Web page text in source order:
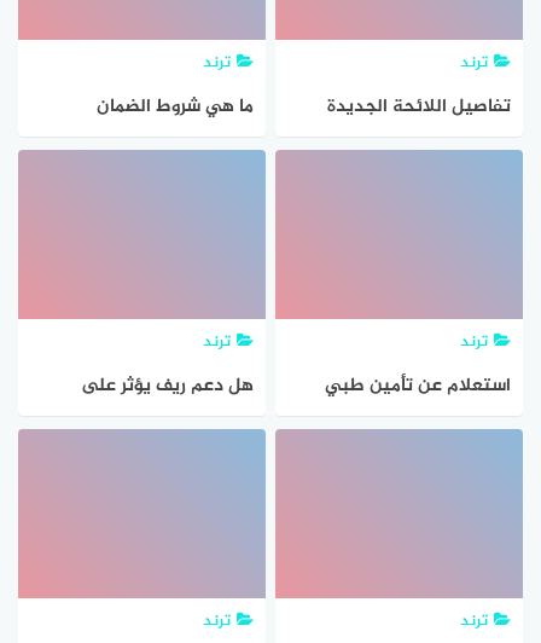
ترند
تفاصيل اللائحة الجديدة
لنظام الضمان الإجتماعي
ترند
ما هي شروط الضمان
الاجتماعي لمن عمرهم فوق
ترند
استعلام عن تأمين طبي
برقم الإقامة مجلس الضمان
ترند
هل دعم ريف يؤثر على
الضمان الاجتماعي
ترند ترند